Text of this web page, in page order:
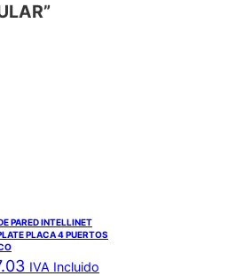
PARED INTELLINET
PLACA 4 PUERTOS
IVA Incluido